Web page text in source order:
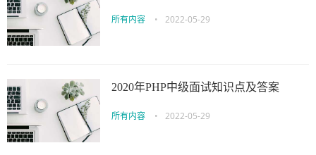
所有内容 • 2022-05-29
2020年PHP中级面试知识点及答案
所有内容 • 2022-05-29